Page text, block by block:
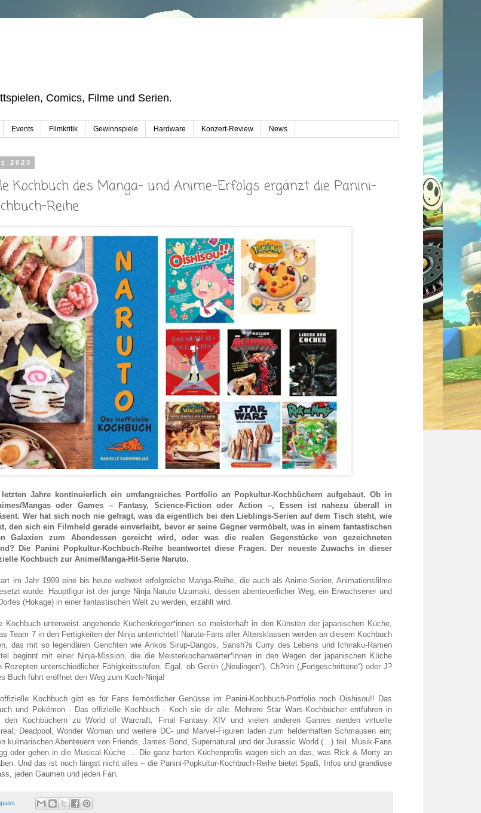
Comics, Filme und Serien.
Events Filmkritik Gewinnspiele Hardware Konzert-Review News
2023
Kochbuch des Manga- und Anime-Erfolgs ergänzt die Panini-
Reihe
Jahre kontinuierlich ein umfangreiches Portfolio an Popkultur-Kochbüchern aufgebaut. Ob in
Mangas oder Games – Fantasy, Science-Fiction oder Action –, Essen ist nahezu überall in
Wer hat sich noch nie gefragt, was da eigentlich bei den Lieblings-Serien auf dem Tisch steht, wie
den sich ein Filmheld gerade einverleibt, bevor er seine Gegner vermöbelt, was in einem fantastischen
Galaxien zum Abendessen gereicht wird, oder was die realen Gegenstücke von gezeichneten
Die Panini Popkultur-Kochbuch-Reihe beantwortet diese Fragen. Der neueste Zuwachs in dieser
Kochbuch zur Anime/Manga-Hit-Serie Naruto.
im Jahr 1999 eine bis heute weltweit erfolgreiche Manga-Reihe, die auch als Anime-Serien, Animationsfilme
wurde. Hauptfigur ist der junge Ninja Naruto Uzumaki, dessen abenteuerlicher Weg, ein Erwachsener und
(Hokage) in einer fantastischen Welt zu werden, erzählt wird.
Kochbuch unterweist angehende Küchenkrieger*innen so meisterhaft in den Künsten der japanischen Küche,
Team 7 in den Fertigkeiten der Ninja unterrichtet! Naruto-Fans aller Altersklassen werden an diesem Kochbuch
das mit so legendären Gerichten wie Ankos Sirup-Dangos, Sansh?s Curry des Lebens und Ichiraku-Ramen
beginnt mit einer Ninja-Mission, die die Meisterkochanwärter*innen in den Wegen der japanischen Küche
unterschiedlicher Fähigkeitsstufen. Egal, ob Genin („Neulingen“), Ch?nin („Fortgeschrittene“) oder J?
Buch führt eröffnet den Weg zum Koch-Ninja!
Kochbuch gibt es für Fans fernöstlicher Genüsse im Panini-Kochbuch-Portfolio noch Oishisou!! Das
und Pokémon - Das offizielle Kochbuch - Koch sie dir alle. Mehrere Star Wars-Kochbücher entführen in
den Kochbüchern zu World of Warcraft, Final Fantasy XIV und vielen anderen Games werden virtuelle
Deadpool, Wonder Woman und weitere DC- und Marvel-Figuren laden zum heldenhaften Schmausen ein;
kulinarischen Abenteuern von Friends, James Bond, Supernatural und der Jurassic World (…) teil. Musik-Fans
oder gehen in die Musical-Küche … Die ganz harten Küchenprofis wagen sich an das, was Rick & Morty an
Und das ist noch längst nicht alles – die Panini-Popkultur-Kochbuch-Reihe bietet Spaß, Infos und grandiose
jeden Gaumen und jeden Fan.